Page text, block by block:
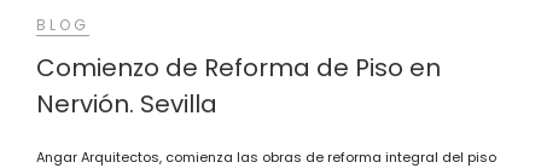
BLOG
Comienzo de Reforma de Piso en
Nervión. Sevilla
Angar Arquitectos, comienza las obras de reforma integral del piso